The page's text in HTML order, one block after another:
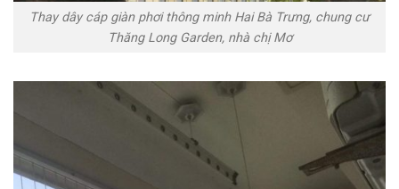
Thay dây cáp giàn phơi thông minh Hai Bà Trưng, chung cư
Thăng Long Garden, nhà chị Mơ